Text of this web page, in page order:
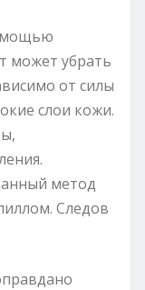
может убрать
от силы
слои кожи.
метод
Следов